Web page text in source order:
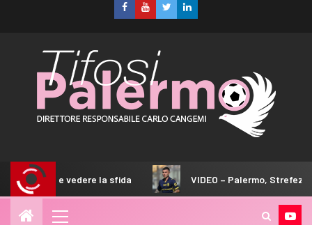
la sfida VIDEO – Palermo, Strefezza arriva in